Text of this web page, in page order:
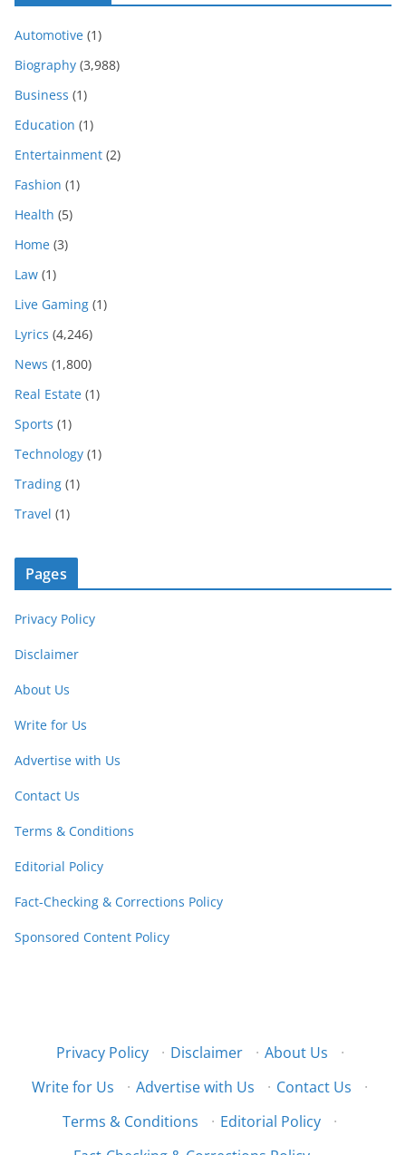
Automotive (1)
Biography (3,988)
Business (1)
Education (1)
Entertainment (2)
Fashion (1)
Health (5)
Home (3)
Law (1)
Live Gaming (1)
Lyrics (4,246)
News (1,800)
Real Estate (1)
Sports (1)
Technology (1)
Trading (1)
Travel (1)
Pages
Privacy Policy
Disclaimer
About Us
Write for Us
Advertise with Us
Contact Us
Terms & Conditions
Editorial Policy
Fact-Checking & Corrections Policy
Sponsored Content Policy
Privacy Policy · Disclaimer · About Us
·
Write for Us
· Advertise with Us · Contact Us
·
Terms & Conditions
· Editorial Policy
·